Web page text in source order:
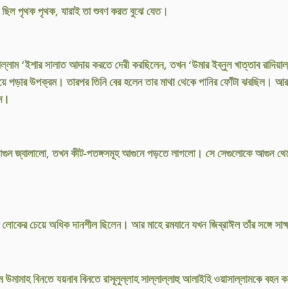
ছিল পৃথক পৃথক, যারাই তা শুবণ করত বুঝে যেত।
‘ইশার সালাত আদায় করতে দেরী করছিলেন, তখন ‘উমার ইব্নুল খাত্তাব
পড়ার উপক্রম। তারপর তিনি বের হলেন তার মাথা থেকে পানির ফোঁটা ঝরছিল।
তখন কীট-পতঙ্গসমূহ আগুনে পড়তে লাগলো। সে সেগুলোকে আগুন থেকে
চেয়ে অধিক দানশীল ছিলেন। আর মাহে রমযানে যখন জিব্রাঈল তাঁর সঙ্গে
বিনতে যয়নাব বিনতে রাসূলুল্লাহ সাল্লাল্লাহু আলাইহি ওয়াসাল্লামকে